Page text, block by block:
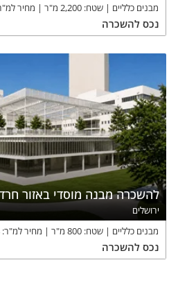
מבנים כלליים
שטח: 2,200 מ"ר מחיר
נכס להשכרה
להשכרה מבנה מוסדי באזור
ירושלים
מבנים כלליים
שטח: 800 מ"ר מחיר למ"ר:
נכס להשכרה